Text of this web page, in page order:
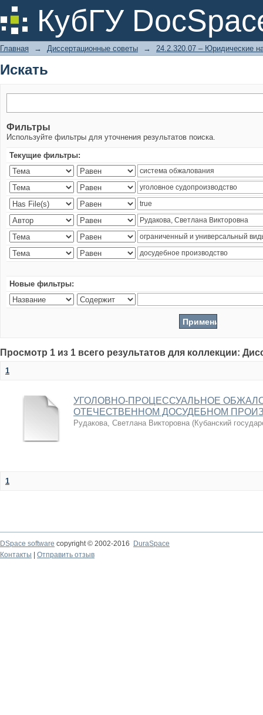
КубГУ
Искать
Главная → Диссертационные советы → 24.2.320.07 – Юридические
Искать
Фильтры
Используйте фильтры для уточнения результатов поиска.
Текущие фильтры:
Новые фильтры:
Просмотр 1 из 1 всего результатов для коллекции:
1
УГОЛОВНО-ПРОЦЕССУАЛЬНОЕ
ОТЕЧЕСТВЕННОМ ДОСУДЕБНОМ
Рудакова, Светлана Викторовна (Кубанский
1
DSpace software copyright © 2002-2016
DuraSpace
Контакты
Отправить отзыв